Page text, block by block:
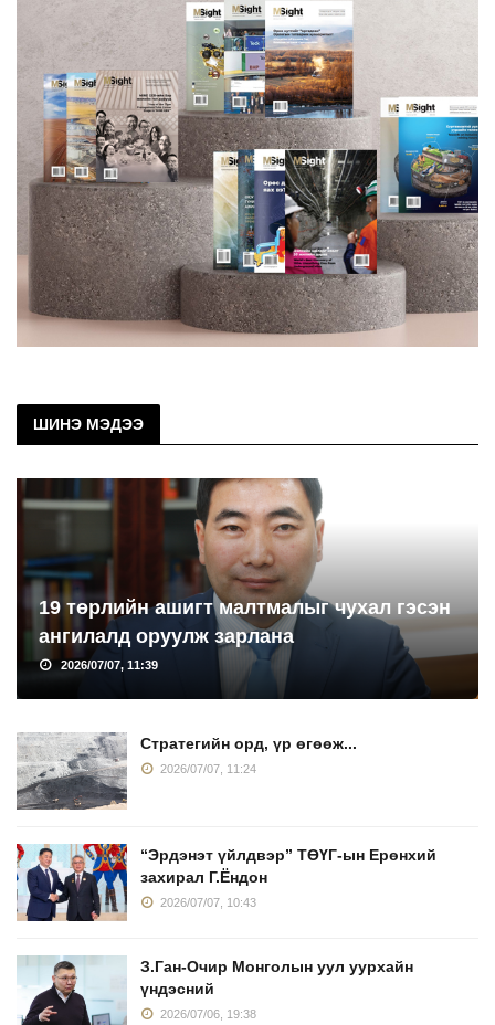
ШИНЭ МЭДЭЭ
19 төрлийн ашигт малтмалыг чухал гэсэн
ангилалд оруулж зарлана
2026/07/07, 11:39
Стратегийн орд, үр өгөөж...
2026/07/07, 11:24
“Эрдэнэт үйлдвэр” ТӨҮГ-ын Ерөнхий
захирал Г.Ёндон
2026/07/07, 10:43
З.Ган-Очир Монголын уул уурхайн
үндэсний
2026/07/06, 19:38